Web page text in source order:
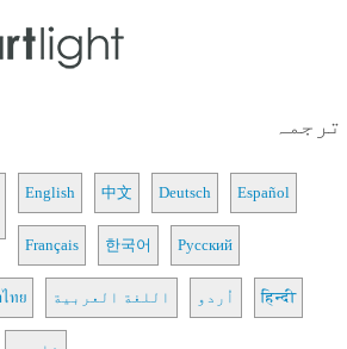
ترجمہ
English 中文 Deutsch Español
Français 한국어 Русский
ไทย اللغة العربية اُردو हिन्दी